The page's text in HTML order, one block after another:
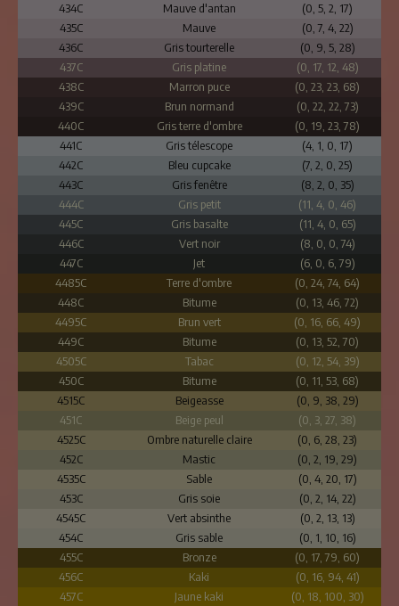
434C
Mauve d'antan
(0, 5, 2, 17)
435C
Mauve
(0, 7, 4, 22)
436C
Gris tourterelle
(0, 9, 5, 28)
437C
Gris platine
(0, 17, 12, 48)
438C
Marron puce
(0, 23, 23, 68)
439C
Brun normand
(0, 22, 22, 73)
440C
Gris terre d'ombre
(0, 19, 23, 78)
441C
Gris télescope
(4, 1, 0, 17)
442C
Bleu cupcake
(7, 2, 0, 25)
443C
Gris fenêtre
(8, 2, 0, 35)
444C
Gris petit
(11, 4, 0, 46)
445C
Gris basalte
(11, 4, 0, 65)
446C
Vert noir
(8, 0, 0, 74)
447C
Jet
(6, 0, 6, 79)
4485C
Terre d'ombre
(0, 24, 74, 64)
448C
Bitume
(0, 13, 46, 72)
4495C
Brun vert
(0, 16, 66, 49)
449C
Bitume
(0, 13, 52, 70)
4505C
Tabac
(0, 12, 54, 39)
450C
Bitume
(0, 11, 53, 68)
4515C
Beigeasse
(0, 9, 38, 29)
451C
Beige peul
(0, 3, 27, 38)
4525C
Ombre naturelle claire
(0, 6, 28, 23)
452C
Mastic
(0, 2, 19, 29)
4535C
Sable
(0, 4, 20, 17)
453C
Gris soie
(0, 2, 14, 22)
4545C
Vert absinthe
(0, 2, 13, 13)
454C
Gris sable
(0, 1, 10, 16)
455C
Bronze
(0, 17, 79, 60)
456C
Kaki
(0, 16, 94, 41)
457C
Jaune kaki
(0, 18, 100, 30)